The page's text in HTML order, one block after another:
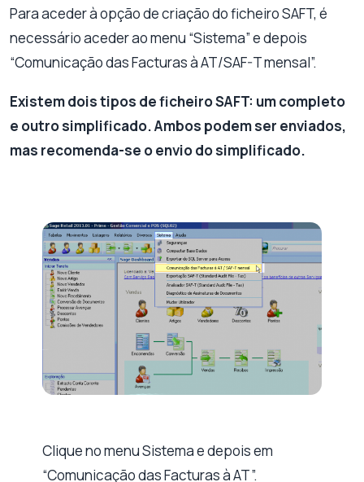
Para aceder à opção de criação do ficheiro SAFT, é
necessário aceder ao menu “Sistema” e depois
“Comunicação das Facturas à AT/SAF-T mensal”.
Existem dois tipos de ficheiro SAFT: um completo
e outro simplificado. Ambos podem ser enviados,
mas recomenda-se o envio do simplificado.
Clique no menu Sistema e depois em
“Comunicação das Facturas à AT”.